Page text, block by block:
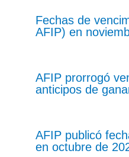
Fechas de
AFIP) en
AFIP prorrogó
anticipos de
AFIP publicó
en octubre de